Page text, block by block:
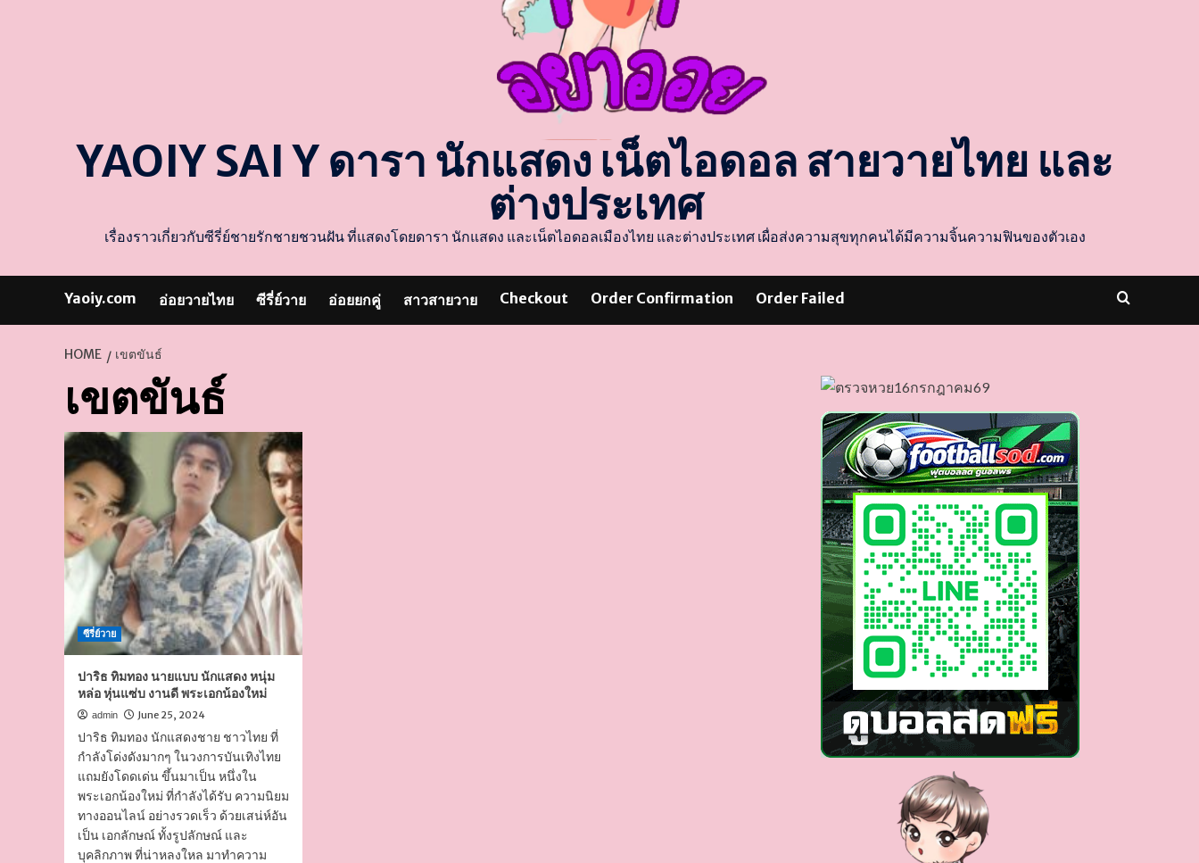
YAOIY SAI Y ดารา นักแสดง เน็ตไอดอล สายวายไทย และ
ต่างประเทศ
เรื่องราวเกี่ยวกับซีรี่ย์ชายรักชายชวนฝัน ที่แสดงโดยดารา นักแสดง และเน็ตไอดอลเมืองไทย และต่างประเทศ เผื่อส่งความสุขทุกคนได้มีความจิ้นความฟินของตัวเอง
Yaoiy.com อ่อยวายไทย ซีรี่ย์วาย อ่อยยกคู่ สาวสายวาย Checkout Order Confirmation Order Failed
HOME เขตขันธ์
เขตขันธ์
ซีรี่ย์วาย
ปาริธ ทิมทอง นายแบบ นักแสดง หนุ่ม
หล่อ หุ่นแซ่บ งานดี พระเอกน้องใหม่
admin June 25, 2024
ปาริธ ทิมทอง นักแสดงชาย ชาวไทย ที่
กำลังโด่งดังมากๆ ในวงการบันเทิงไทย
แถมยังโดดเด่น ขึ้นมาเป็น หนึ่งใน
พระเอกน้องใหม่ ที่กำลังได้รับ ความนิยม
ทางออนไลน์ อย่างรวดเร็ว ด้วยเสน่ห์อัน
เป็น เอกลักษณ์ ทั้งรูปลักษณ์ และ
บุคลิกภาพ ที่น่าหลงใหล มาทำความ
dooballstar com